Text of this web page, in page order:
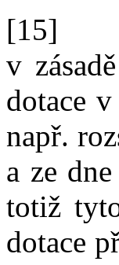
[15]
v
dotace v
např.
a ze dne
totiž
dotace